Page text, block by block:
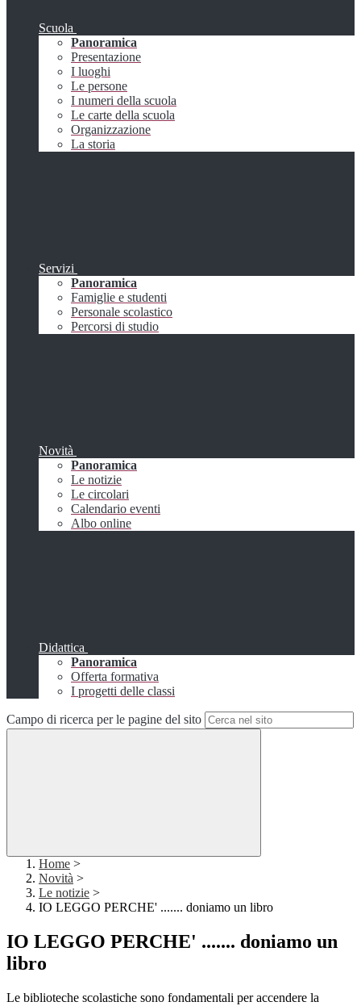
Scuola
Panoramica
Presentazione
I luoghi
Le persone
I numeri della scuola
Le carte della scuola
Organizzazione
La storia
Servizi
Panoramica
Famiglie e studenti
Personale scolastico
Percorsi di studio
Novità
Panoramica
Le notizie
Le circolari
Calendario eventi
Albo online
Didattica
Panoramica
Offerta formativa
I progetti delle classi
Campo di ricerca per le pagine del sito
Home >
Novità >
Le notizie >
IO LEGGO PERCHE' ....... doniamo un libro
IO LEGGO PERCHE' ....... doniamo un
libro
Le biblioteche scolastiche sono fondamentali per accendere la